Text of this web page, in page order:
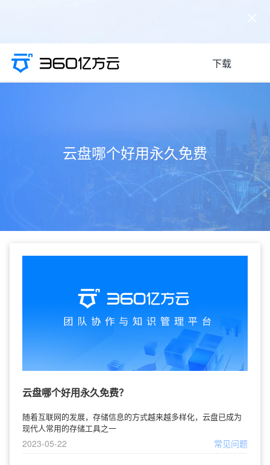
下载
云盘哪个好用永久免费
云盘哪个好用永久免费？
随着互联网的发展，存储信息的方式越来越多样化，云盘已成为
现代人常用的存储工具之一
2023-05-22 常见问题